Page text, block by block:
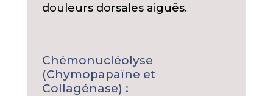
douleurs dorsales aiguës.
Chémonucléolyse
(Chymopapaïne et
Collagénase) :